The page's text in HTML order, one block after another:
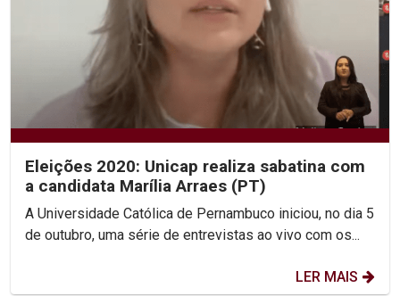
Eleições 2020: Unicap realiza sabatina com
a candidata Marília Arraes (PT)
A Universidade Católica de Pernambuco iniciou, no dia 5
de outubro, uma série de entrevistas ao vivo com os...
LER MAIS